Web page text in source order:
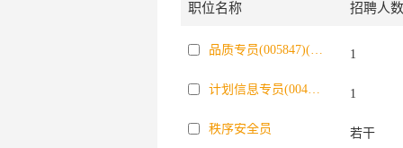
职位名称 招聘人数
品质专员(005847)(005871)(005874) 1
计划信息专员(004397) 1
秩序安全员 若干